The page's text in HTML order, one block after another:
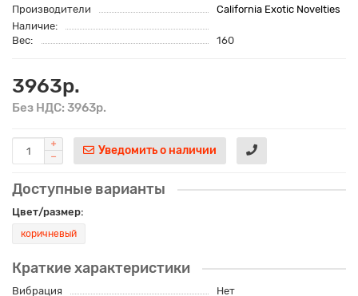
Производители
California Exotic Novelties
Наличие:
Вес:
160
3963р.
Без НДС: 3963р.
Уведомить о наличии
Доступные варианты
Цвет/размер:
коричневый
Краткие характеристики
Вибрация
Нет